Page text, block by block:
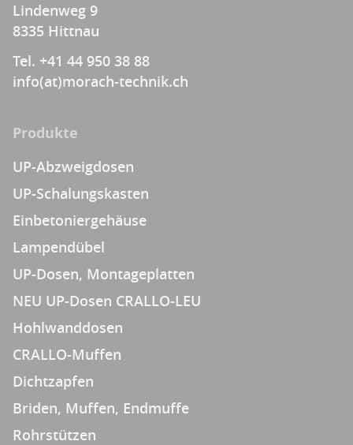
Lindenweg 9
8335 Hittnau
Tel. +41 44 950 38 88
info(at)morach-technik.ch
Produkte
UP-Abzweigdosen
UP-Schalungskasten
Einbetoniergehäuse
Lampendübel
UP-Dosen, Montageplatten
NEU UP-Dosen CRALLO-LEU
Hohlwanddosen
CRALLO-Muffen
Dichtzapfen
Briden, Muffen, Endmuffe
Rohrstützen